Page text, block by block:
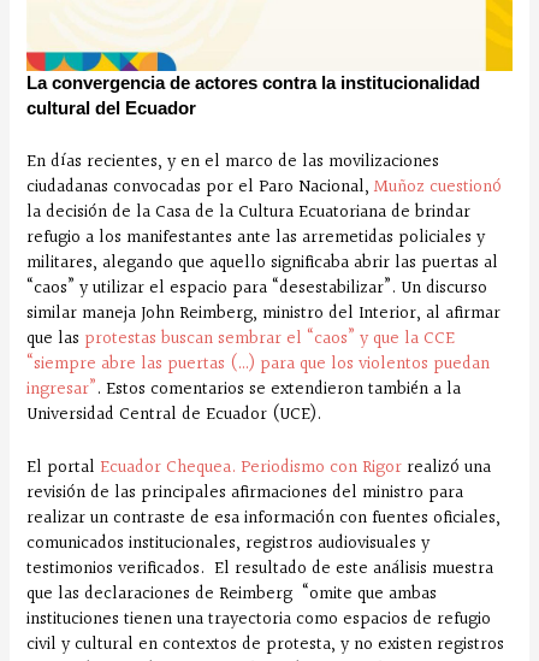
La convergencia de actores contra la institucionalidad
cultural del Ecuador
En días recientes, y en el marco de las movilizaciones
ciudadanas convocadas por el Paro Nacional,Muñoz cuestionó
la decisión de la Casa de la Cultura Ecuatoriana de brindar
refugio a los manifestantes ante las arremetidas policiales y
militares, alegando que aquello significaba abrir las puertas al
“caos” y utilizar el espacio para “desestabilizar”. Un discurso
similar maneja John Reimberg, ministro del Interior, al afirmar
que las protestas buscan sembrar el “caos” y que la CCE
“siempre abre las puertas (…) para que los violentos puedan
ingresar”. Estos comentarios se extendieron también a la
Universidad Central de Ecuador (UCE).
El portal Ecuador Chequea. Periodismo con Rigor realizó una
revisión de las principales afirmaciones del ministro para
realizar un contraste de esa información con fuentes oficiales,
comunicados institucionales, registros audiovisuales y
testimonios verificados. El resultado de este análisis muestra
que las declaraciones de Reimberg “omite que ambas
instituciones tienen una trayectoria como espacios de refugio
civil y cultural en contextos de protesta, y no existen registros